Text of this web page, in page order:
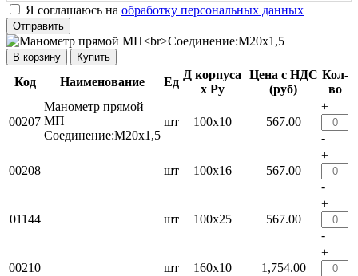
Я соглашаюсь на обработку персональных данных
Отправить
Купить
Код Наименование Ед
Д корпуса
х Ру
Цена с НДС
(руб)
Кол-
во
00207
Манометр прямой
МП
Соединение:М20х1,5
шт 100х10 567.00
+
-
00208 шт 100х16 567.00
+
-
01144 шт 100х25 567.00
+
-
00210 шт 160х10 1,754.00
+